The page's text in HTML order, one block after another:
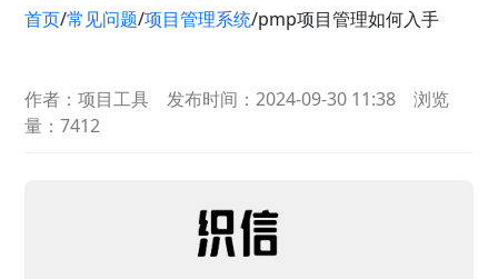
首页/常见问题/项目管理系统/pmp项目管理如何入手
作者：项目工具 发布时间：2024-09-30 11:38
浏览
量：7412